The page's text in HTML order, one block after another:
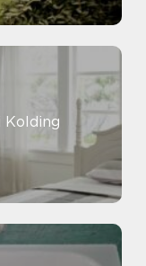
Kolding